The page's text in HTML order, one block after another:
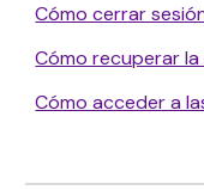
Cómo cerrar
Cómo recuperar
Cómo acceder a